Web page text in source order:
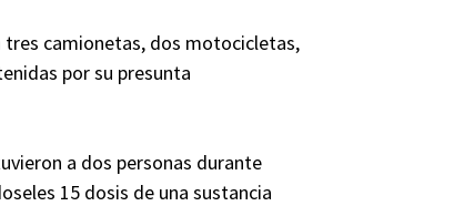
tres camionetas, dos motocicletas,
por su presunta
a dos personas durante
15 dosis de una sustancia